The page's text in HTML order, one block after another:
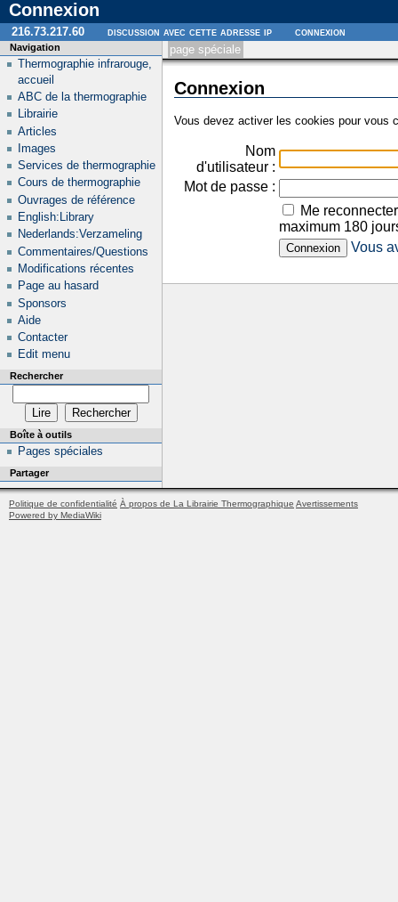
Connexion
page spéciale
Connexion
Vous devez activer les cookies pour vous
Nom
d'utilisateur :
Mot de passe :
Me
maximum 180
Vous
Navigation
Thermographie infrarouge,
accueil
ABC de la thermographie
Librairie
Articles
Images
Services de thermographie
Cours de thermographie
Ouvrages de référence
English:Library
Nederlands:Verzameling
Commentaires/Questions
Modifications récentes
Page au hasard
Sponsors
Aide
Contacter
Edit menu
Rechercher
Boîte à outils
Pages spéciales
Partager
216.73.217.60 discussion avec cette adresse ip connexion
Politique de confidentialité À propos de La Librairie Thermographique Avertissements
Powered by MediaWiki